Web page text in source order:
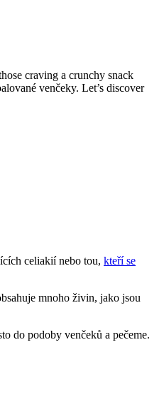
craving a crunchy snack
venčeky. Let’s discover
celiakií nebo tou, kteří se
mnoho živin, jako jsou
do podoby venčeků a pečeme.